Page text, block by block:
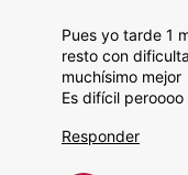
Pues yo tarde 1
resto con
muchísimo mejor
Es difícil
Responder